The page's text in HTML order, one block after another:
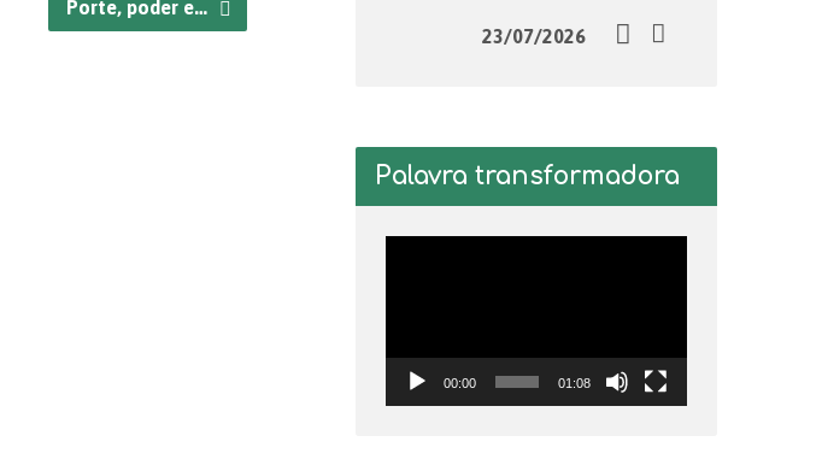
Porte, poder e…
23/07/2026
Palavra transformadora
00:00 01:08